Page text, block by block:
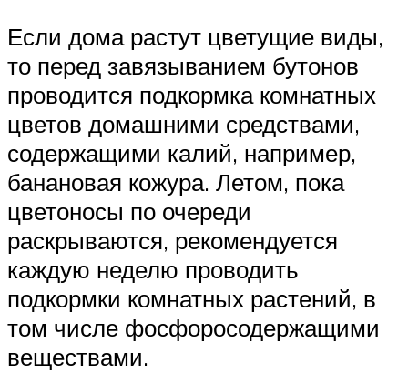
Если дома растут цветущие виды,
то перед завязыванием бутонов
проводится подкормка комнатных
цветов домашними средствами,
содержащими калий, например,
банановая кожура. Летом, пока
цветоносы по очереди
раскрываются, рекомендуется
каждую неделю проводить
подкормки комнатных растений, в
том числе фосфоросодержащими
веществами.